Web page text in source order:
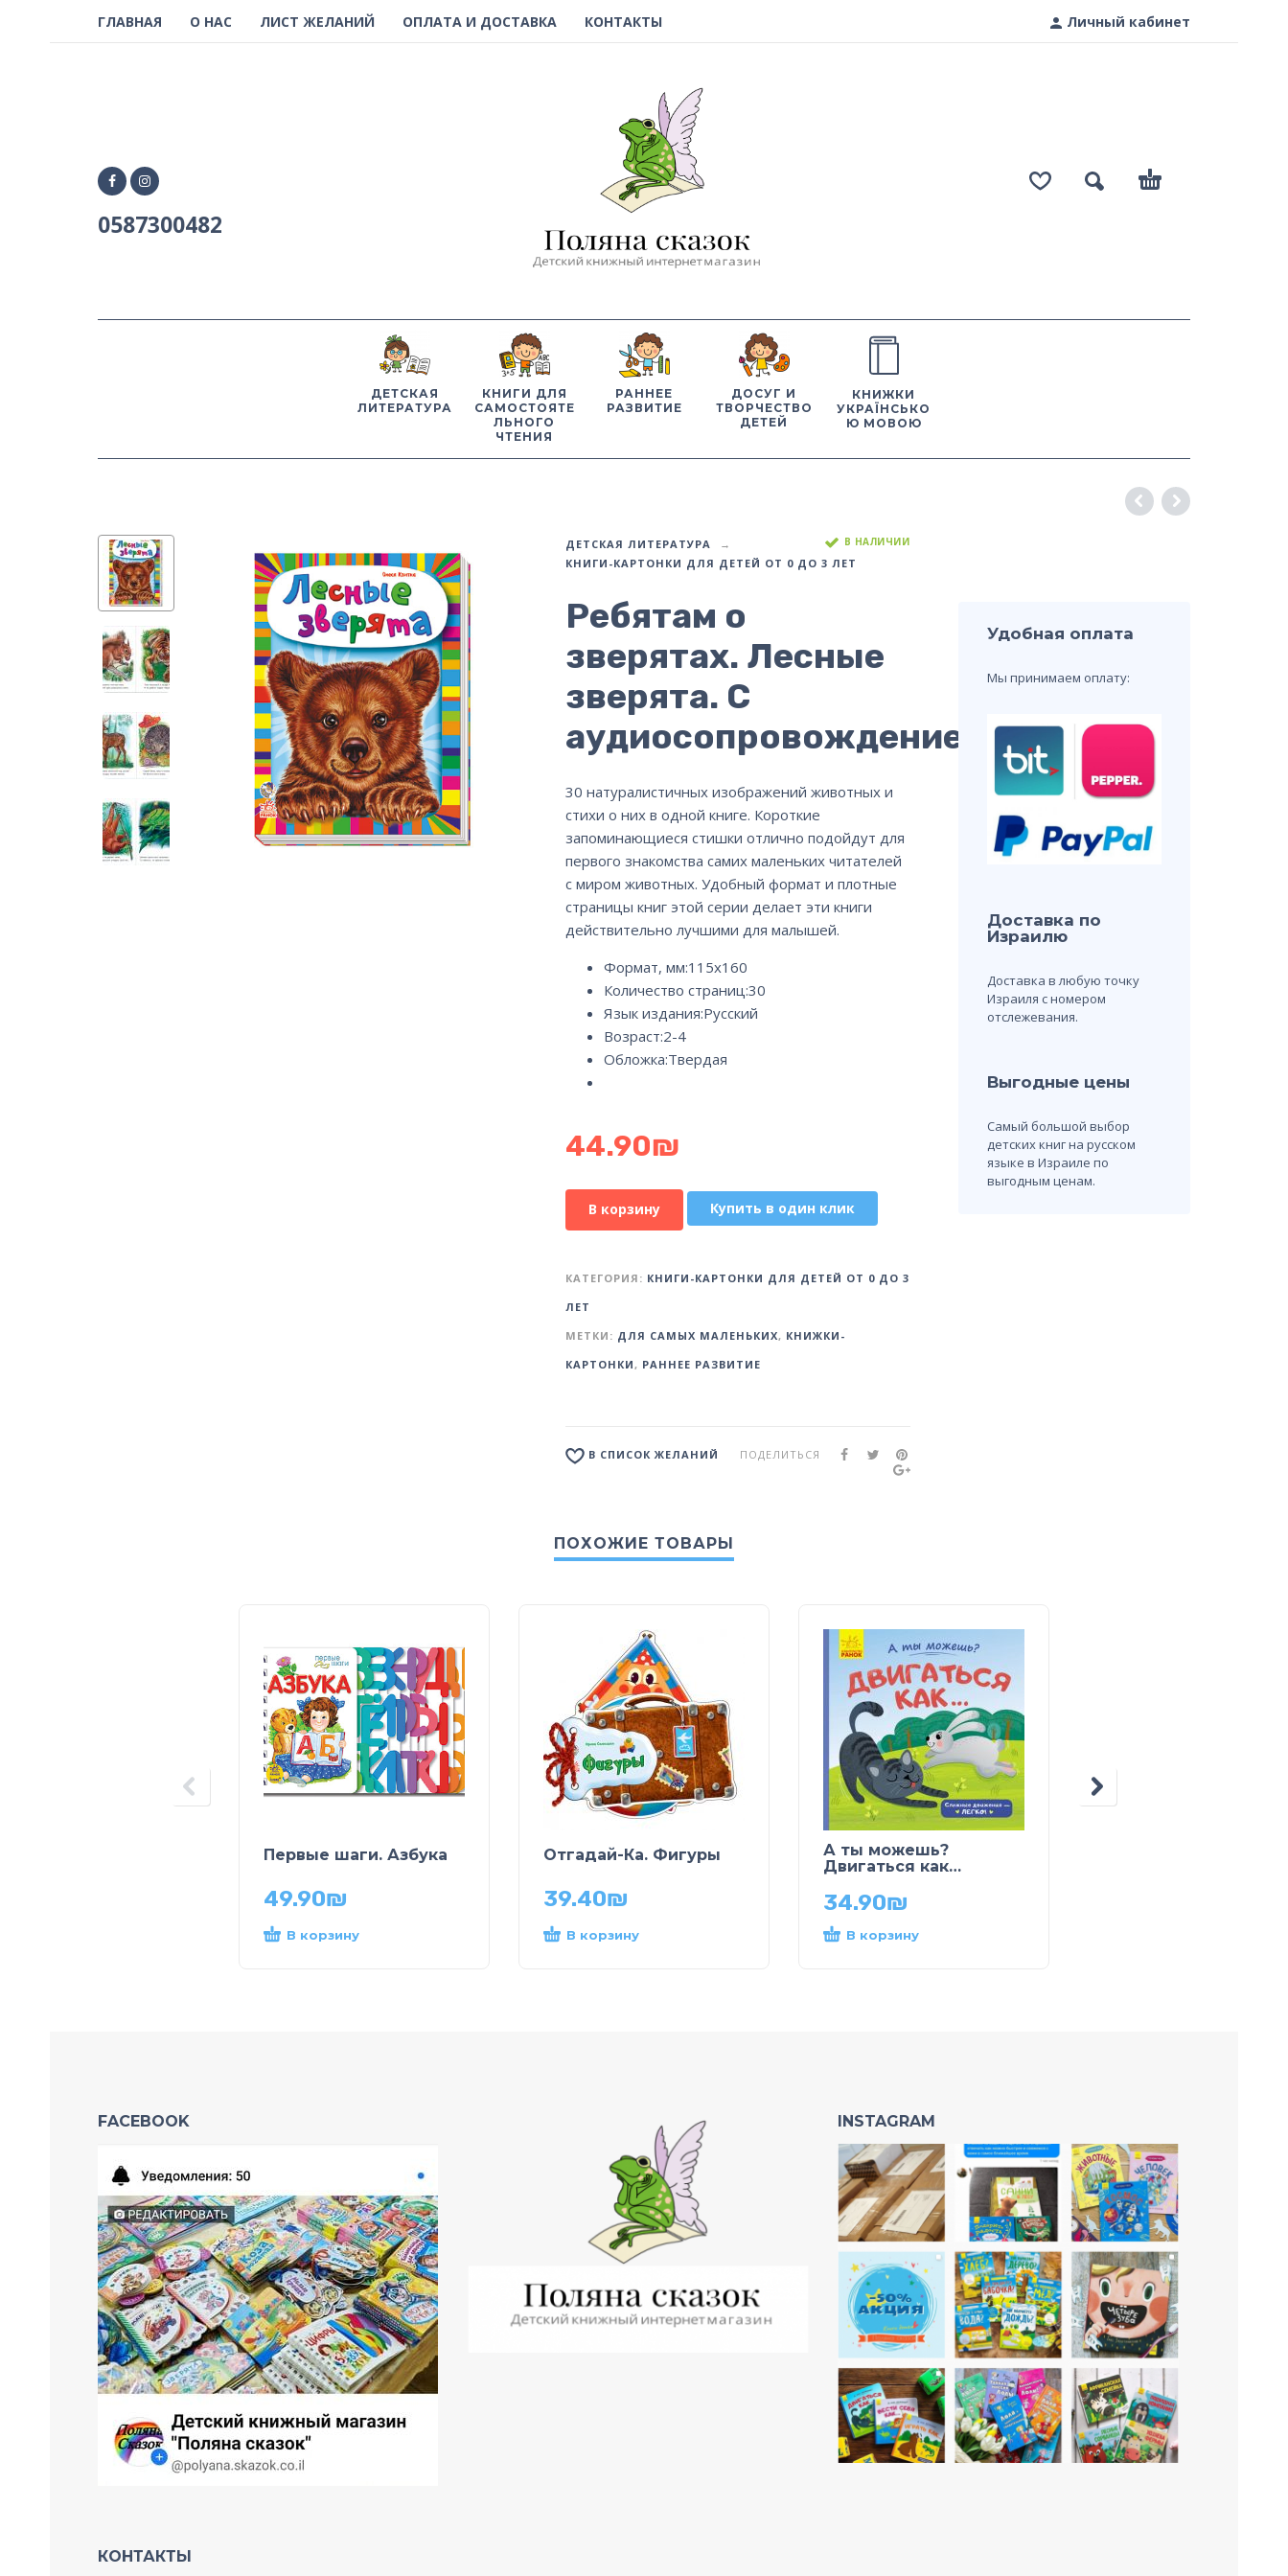
Личный кабинет
ГЛАВНАЯ О НАС ЛИСТ ЖЕЛАНИЙ ОПЛАТА И ДОСТАВКА КОНТАКТЫ
0587300482
ДЕТСКАЯ
ЛИТЕРАТУРА
КНИГИ ДЛЯ
САМОСТОЯТЕ
ЛЬНОГО
ЧТЕНИЯ
РАННЕЕ
РАЗВИТИЕ
ДОСУГ И
ТВОРЧЕСТВО
ДЕТЕЙ
КНИЖКИ
УКРАЇНСЬКО
Ю МОВОЮ
ДЕТСКАЯ ЛИТЕРАТУРА
КНИГИ-КАРТОНКИ ДЛЯ ДЕТЕЙ ОТ 0 ДО 3 ЛЕТ
В НАЛИЧИИ
Ребятам о
зверятах. Лесные
зверята. С
аудиосопровождением
30 натуралистичных изображений животных и
стихи о них в одной книге. Короткие
запоминающиеся стишки отлично подойдут для
первого знакомства самих маленьких читателей
с миром животных. Удобный формат и плотные
страницы книг этой серии делает эти книги
действительно лучшими для малышей.
Формат, мм:115х160
Количество страниц:30
Язык издания:Русский
Возраст:2-4
Обложка:Твердая
44.90₪
В корзину Купить в один клик
КАТЕГОРИЯ: КНИГИ-КАРТОНКИ ДЛЯ ДЕТЕЙ ОТ 0 ДО 3
ЛЕТ
МЕТКИ: ДЛЯ САМЫХ МАЛЕНЬКИХ, КНИЖКИ-
КАРТОНКИ , РАННЕЕ РАЗВИТИЕ
В СПИСОК ЖЕЛАНИЙ ПОДЕЛИТЬСЯ
Удобная оплата
Мы принимаем оплату:
Доставка по
Израилю
Доставка в любую точку
Израиля с номером
отслежевания.
Выгодные цены
Самый большой выбор
детских книг на русском
языке в Израиле по
выгодным ценам.
ПОХОЖИЕ ТОВАРЫ
Первые шаги. Азбука
49.90₪
В корзину
Отгадай-Ка. Фигуры
39.40₪
В корзину
А ты можешь?
Двигаться как…
34.90₪
В корзину
FACEBOOK INSTAGRAM
КОНТАКТЫ